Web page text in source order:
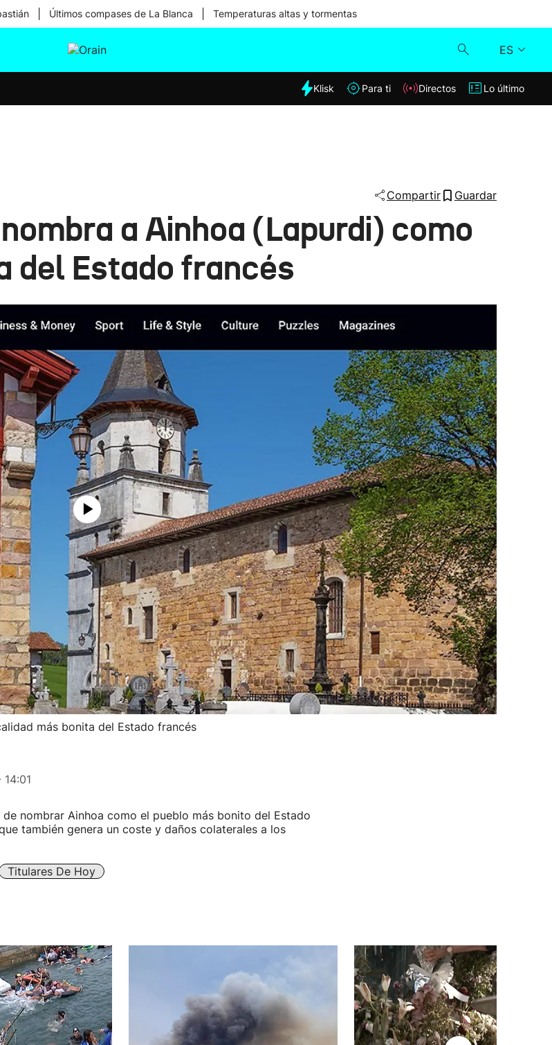
Últimos compases de La Blanca Temperaturas altas y tormentas
ES
Klisk
Lo último
Klisk Para ti Directos Lo último
Compartir Guardar
a Ainhoa (Lapurdi) como
del Estado francés
más bonita del Estado francés
nombrar Ainhoa como el pueblo más bonito del Estado
también genera un coste y daños colaterales a los
Titulares De Hoy